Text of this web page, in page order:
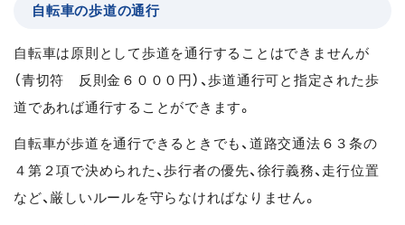
自転車の歩道の通行
自転車は原則として歩道を通行することはできませんが
（青切符 反則金６０００円）、歩道通行可と指定された歩
道であれば通行することができます。
自転車が歩道を通行できるときでも、道路交通法６３条の
４第２項で決められた、歩行者の優先、徐行義務、走行位置
など、厳しいルールを守らなければなりません。